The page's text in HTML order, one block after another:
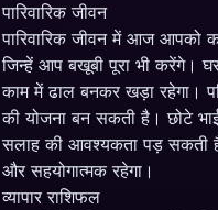
पारिवारिक जीवन
पारिवारिक जीवन में आज आपको
जिन्हें आप बखूबी पूरा भी करेंगे।
काम में ढाल बनकर खड़ा रहेगा।
की योजना बन सकती है। छोटे
सलाह की आवश्यकता पड़ सकती
और सहयोगात्मक रहेगा।
व्यापार राशिफल